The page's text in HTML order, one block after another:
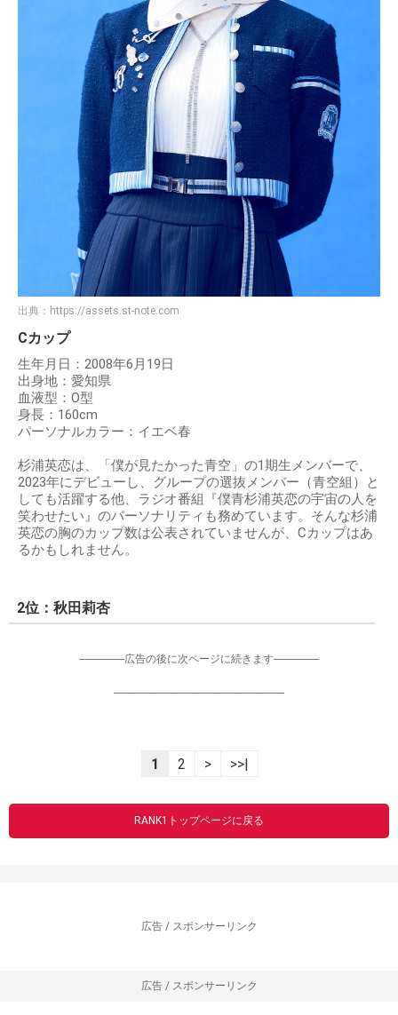
出典： https://assets.st-note.com
Cカップ
生年月日：2008年6月19日
出身地：愛知県
血液型：O型
身長：160cm
パーソナルカラー：イエベ春
杉浦英恋は、「僕が見たかった青空」の1期生メンバーで、
2023年にデビューし、グループの選抜メンバー（青空組）と
しても活躍する他、ラジオ番組『僕青杉浦英恋の宇宙の人を
笑わせたい』のパーソナリティも務めています。そんな杉浦
英恋の胸のカップ数は公表されていませんが、Cカップはあ
るかもしれません。
2位：秋田莉杏
-----------------広告の後に次ページに続きます-----------------
----------------------------------------------------------------
1 2 > >>|
RANK1トップページに戻る
広告 / スポンサーリンク
広告 / スポンサーリンク